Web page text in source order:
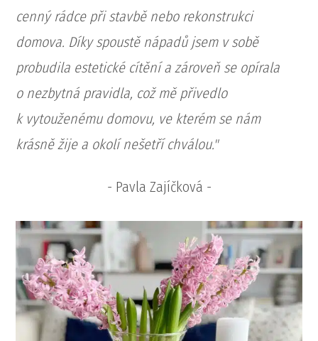
cenný rádce při stavbě nebo rekonstrukci
domova. Díky spoustě nápadů jsem v sobě
probudila estetické cítění a zároveň se opírala
o nezbytná pravidla, což mě přivedlo
k vytouženému domovu, ve kterém se nám
krásně žije a okolí nešetří chválou."
- Pavla Zajíčková -